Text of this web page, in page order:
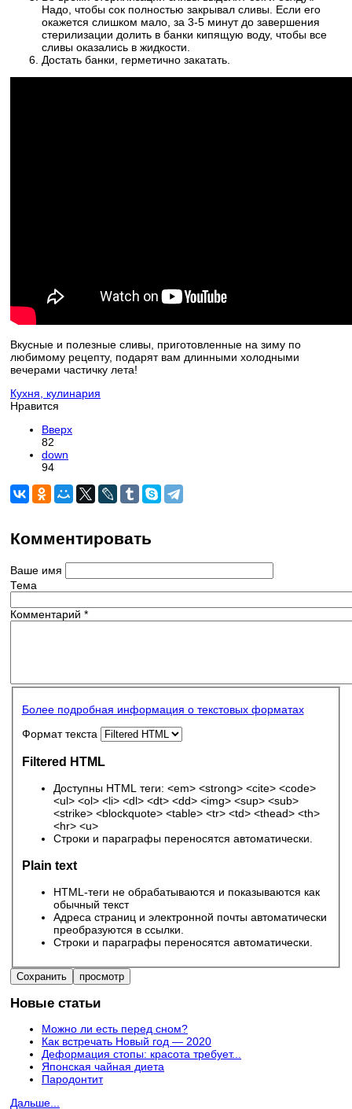
Надо, чтобы сок полностью закрывал сливы. Если его
окажется слишком мало, за 3-5 минут до завершения
стерилизации долить в банки кипящую воду, чтобы все
сливы оказались в жидкости.
Достать банки, герметично закатать.
Вкусные и полезные сливы, приготовленные на зиму по
любимому рецепту, подарят вам длинными холодными
вечерами частичку лета!
Кухня, кулинария
Нравится
Вверх
82
down
94
Комментировать
Ваше имя
Тема
Комментарий *
Более подробная информация о текстовых форматах
Формат текста
Filtered HTML
Доступны HTML теги: <em> <strong> <cite> <code>
<ul> <ol> <li> <dl> <dt> <dd> <img> <sup> <sub>
<strike> <blockquote> <table> <tr> <td> <thead> <th>
<hr> <u>
Строки и параграфы переносятся автоматически.
Plain text
HTML-теги не обрабатываются и показываются как
обычный текст
Адреса страниц и электронной почты автоматически
преобразуются в ссылки.
Строки и параграфы переносятся автоматически.
Новые статьи
Можно ли есть перед сном?
Как встречать Новый год — 2020
Деформация стопы: красота требует...
Японская чайная диета
Пародонтит
Дальше...